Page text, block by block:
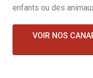
enfants ou des
VOIR NOS